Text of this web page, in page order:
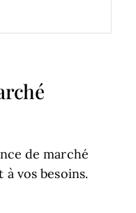
de marché
vos besoins.